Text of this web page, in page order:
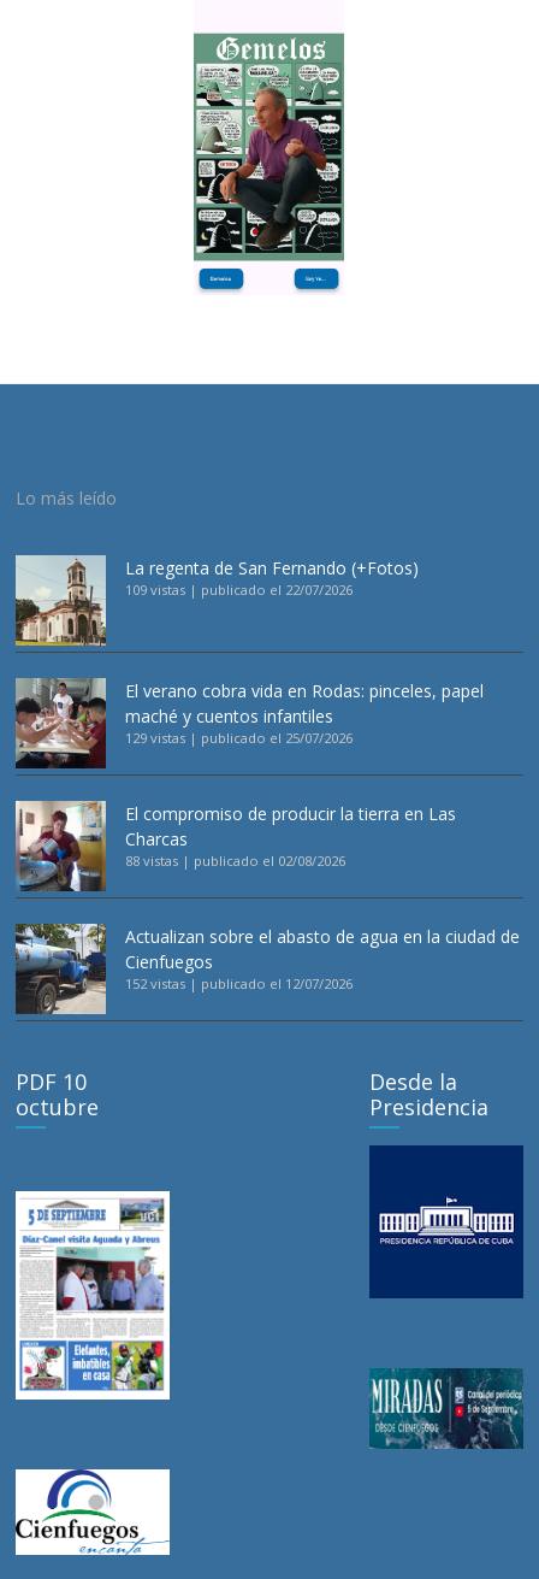
Lo más leído
La regenta de San Fernando (+Fotos)
109 vistas | publicado el 22/07/2026
El verano cobra vida en Rodas: pinceles, papel
maché y cuentos infantiles
129 vistas | publicado el 25/07/2026
El compromiso de producir la tierra en Las
Charcas
88 vistas | publicado el 02/08/2026
Actualizan sobre el abasto de agua en la ciudad de
Cienfuegos
152 vistas | publicado el 12/07/2026
PDF 10
octubre
Desde la
Presidencia